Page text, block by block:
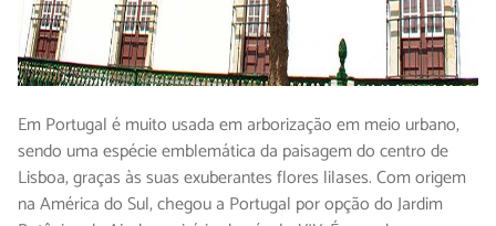
Em Portugal é muito usada em arborização em meio urbano,
sendo uma espécie emblemática da paisagem do centro de
Lisboa, graças às suas exuberantes flores lilases. Com origem
na América do Sul, chegou a Portugal por opção do Jardim